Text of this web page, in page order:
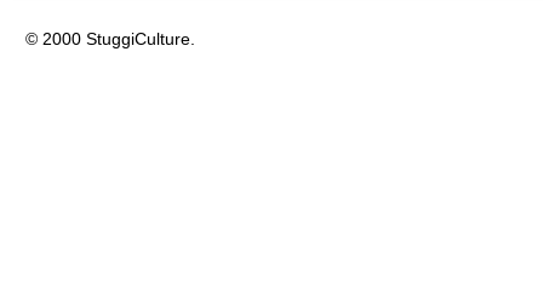
© 2000 StuggiCulture.